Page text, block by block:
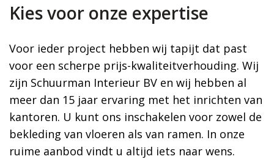
Kies voor onze expertise
Voor ieder project hebben wij tapijt dat past
voor een scherpe prijs-kwaliteitverhouding. Wij
zijn Schuurman Interieur BV en wij hebben al
meer dan 15 jaar ervaring met het inrichten van
kantoren. U kunt ons inschakelen voor zowel de
bekleding van vloeren als van ramen. In onze
ruime aanbod vindt u altijd iets naar wens.